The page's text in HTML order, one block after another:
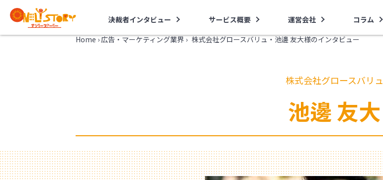
決裁者インタビュー サービス概要 運営会社 コラム
Home ›広告・マーケティング業界 › 株式会社グロースバリュ・池邊 友大様のインタビュー
株式会社グロースバリュ
池邊 友大